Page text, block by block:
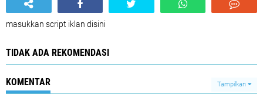
masukkan script iklan disini
TIDAK ADA REKOMENDASI
KOMENTAR Tampilkan